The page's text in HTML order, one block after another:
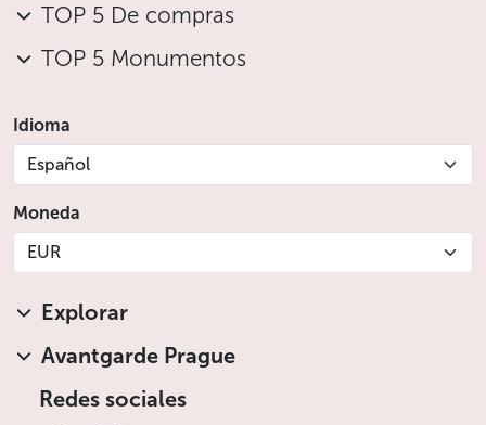
TOP 5 De compras
TOP 5 Monumentos
Idioma
Español
Moneda
EUR
Explorar
Avantgarde Prague
Redes sociales